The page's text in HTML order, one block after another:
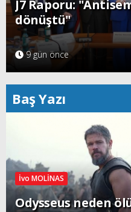
J7 Raporu:
dönüştü"
9 gün önce
Baş Yazı
İvo MOLİNAS
Odysseus neden